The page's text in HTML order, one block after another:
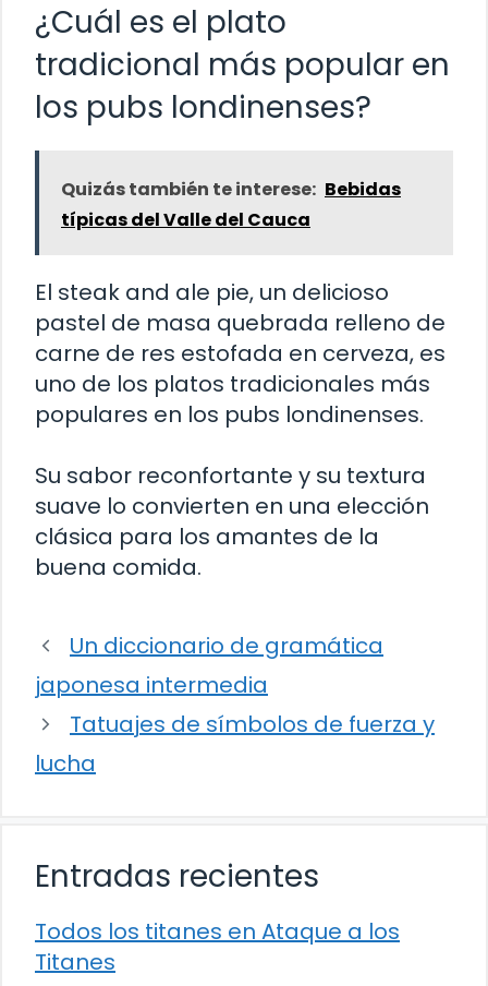
¿Cuál es el plato
tradicional más popular en
los pubs londinenses?
Quizás también te interese: Bebidas
típicas del Valle del Cauca
El steak and ale pie, un delicioso
pastel de masa quebrada relleno de
carne de res estofada en cerveza, es
uno de los platos tradicionales más
populares en los pubs londinenses.
Su sabor reconfortante y su textura
suave lo convierten en una elección
clásica para los amantes de la
buena comida.
Un diccionario de gramática
japonesa intermedia
Tatuajes de símbolos de fuerza y
lucha
Entradas recientes
Todos los titanes en Ataque a los
Titanes